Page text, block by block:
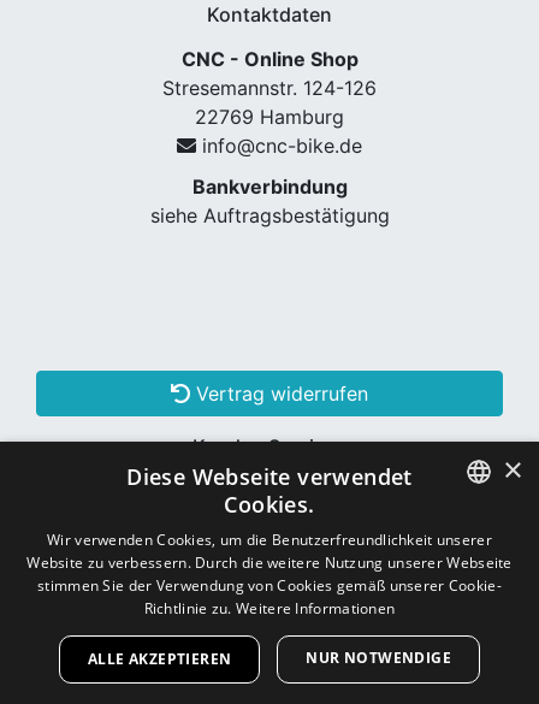
Kontaktdaten
CNC - Online Shop
Stresemannstr. 124-126
22769 Hamburg
info@cnc-bike.de
Bankverbindung
siehe Auftragsbestätigung
Vertrag widerrufen
Kunden Services
Konto erstellen
Schon Kunde? Einloggen
Copyright © 2026 CNC - Online Shop
GERMAN
×
Diese Webseite verwendet
Cookies.
Wir verwenden Cookies, um die Benutzerfreundlichkeit unserer
Website zu verbessern. Durch die weitere Nutzung unserer Webseite
stimmen Sie der Verwendung von Cookies gemäß unserer Cookie-
Richtlinie zu. Weitere Informationen
ALLE AKZEPTIEREN NUR NOTWENDIGE